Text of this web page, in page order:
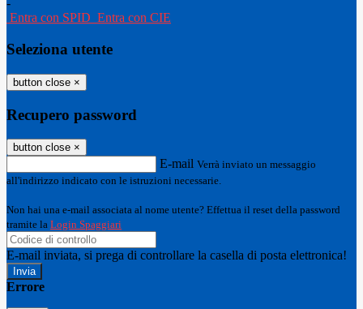
-
Entra con SPID Entra con CIE
Seleziona utente
button close ×
Recupero password
button close ×
E-mail Verrà inviato un messaggio
all'indirizzo indicato con le istruzioni necessarie.
Non hai una e-mail associata al nome utente? Effettua il reset della password
tramite la Login Spaggiari
E-mail inviata, si prega di controllare la casella di posta elettronica!
Errore